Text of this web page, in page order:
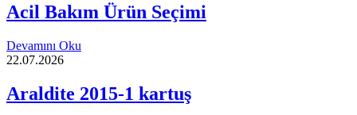
Acil Bakım Ürün Seçimi
Devamını Oku
22.07.2026
Araldite 2015-1 kartuş